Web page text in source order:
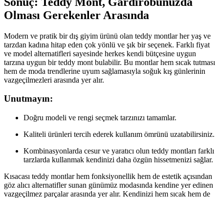
Olması Gerekenler Arasında
Modern ve pratik bir dış giyim ürünü olan teddy montlar her yaş ve
tarzdan kadına hitap eden çok yönlü ve şık bir seçenek. Farklı fiyat
ve model alternatifleri sayesinde herkes kendi bütçesine uygun
tarzına uygun bir teddy mont bulabilir. Bu montlar hem sıcak tutması
hem de moda trendlerine uyum sağlamasıyla soğuk kış günlerinin
vazgeçilmezleri arasında yer alır.
Unutmayın:
Doğru modeli ve rengi seçmek tarzınızı tamamlar.
Kaliteli ürünleri tercih ederek kullanım ömrünü uzatabilirsiniz.
Kombinasyonlarda cesur ve yaratıcı olun teddy montları farklı
tarzlarda kullanmak kendinizi daha özgün hissetmenizi sağlar.
Kısacası teddy montlar hem fonksiyonellik hem de estetik açısından
göz alıcı alternatifler sunan günümüz modasında kendine yer edinen
vazgeçilmez parçalar arasında yer alır. Kendinizi hem sıcak hem de